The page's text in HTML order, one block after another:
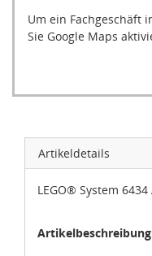
Um ein Fachgeschäft
Sie Google Maps
Artikeldetails
LEGO® System